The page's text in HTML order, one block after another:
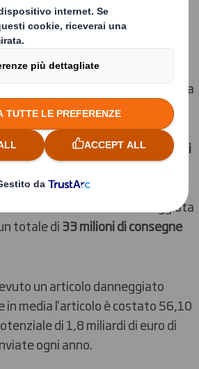
pari a 50 volte quello della forza
livello quasi quattro volte
causerebbe la perdita di
esperto (11G) e di
superiore a quella che si prova
(5G).
arrivano mentreil 53% degli
di aver ricevuto articoli
eil 72%ammette di
aver ricevuto merce danneggiata
totale di33 milioni di consegne
un articolo danneggiato
in media l'articolo è costato 56,10
di 1,8 miliardi di euro di
ogni anno.